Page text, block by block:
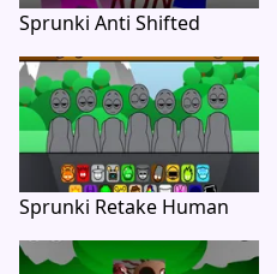
Sprunki Anti Shifted
Sprunki Retake Human